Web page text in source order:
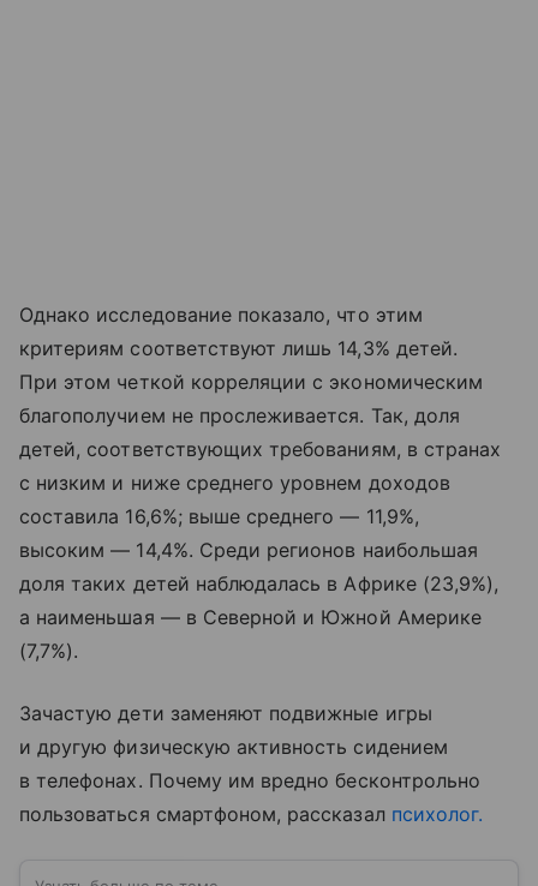
Однако исследование показало, что этим
критериям соответствуют лишь 14,3% детей.
При этом четкой корреляции с экономическим
благополучием не прослеживается. Так, доля
детей, соответствующих требованиям, в странах
с низким и ниже среднего уровнем доходов
составила 16,6%; выше среднего — 11,9%,
высоким — 14,4%. Среди регионов наибольшая
доля таких детей наблюдалась в Африке (23,9%),
а наименьшая — в Северной и Южной Америке
(7,7%).
Зачастую дети заменяют подвижные игры
и другую физическую активность сидением
в телефонах. Почему им вредно бесконтрольно
пользоваться смартфоном, рассказал психолог.